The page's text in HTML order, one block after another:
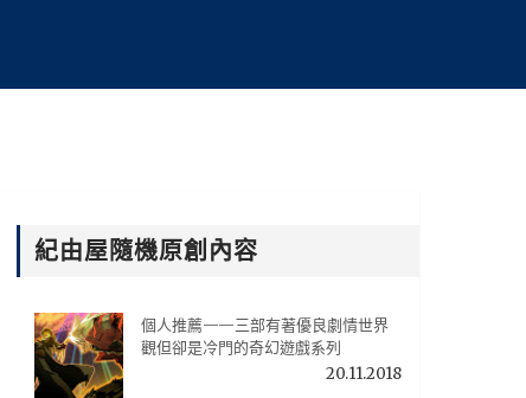
紀由屋隨機原創內容
個人推薦——三部有著優良劇情世界
觀但卻是冷門的奇幻遊戲系列
20.11.2018